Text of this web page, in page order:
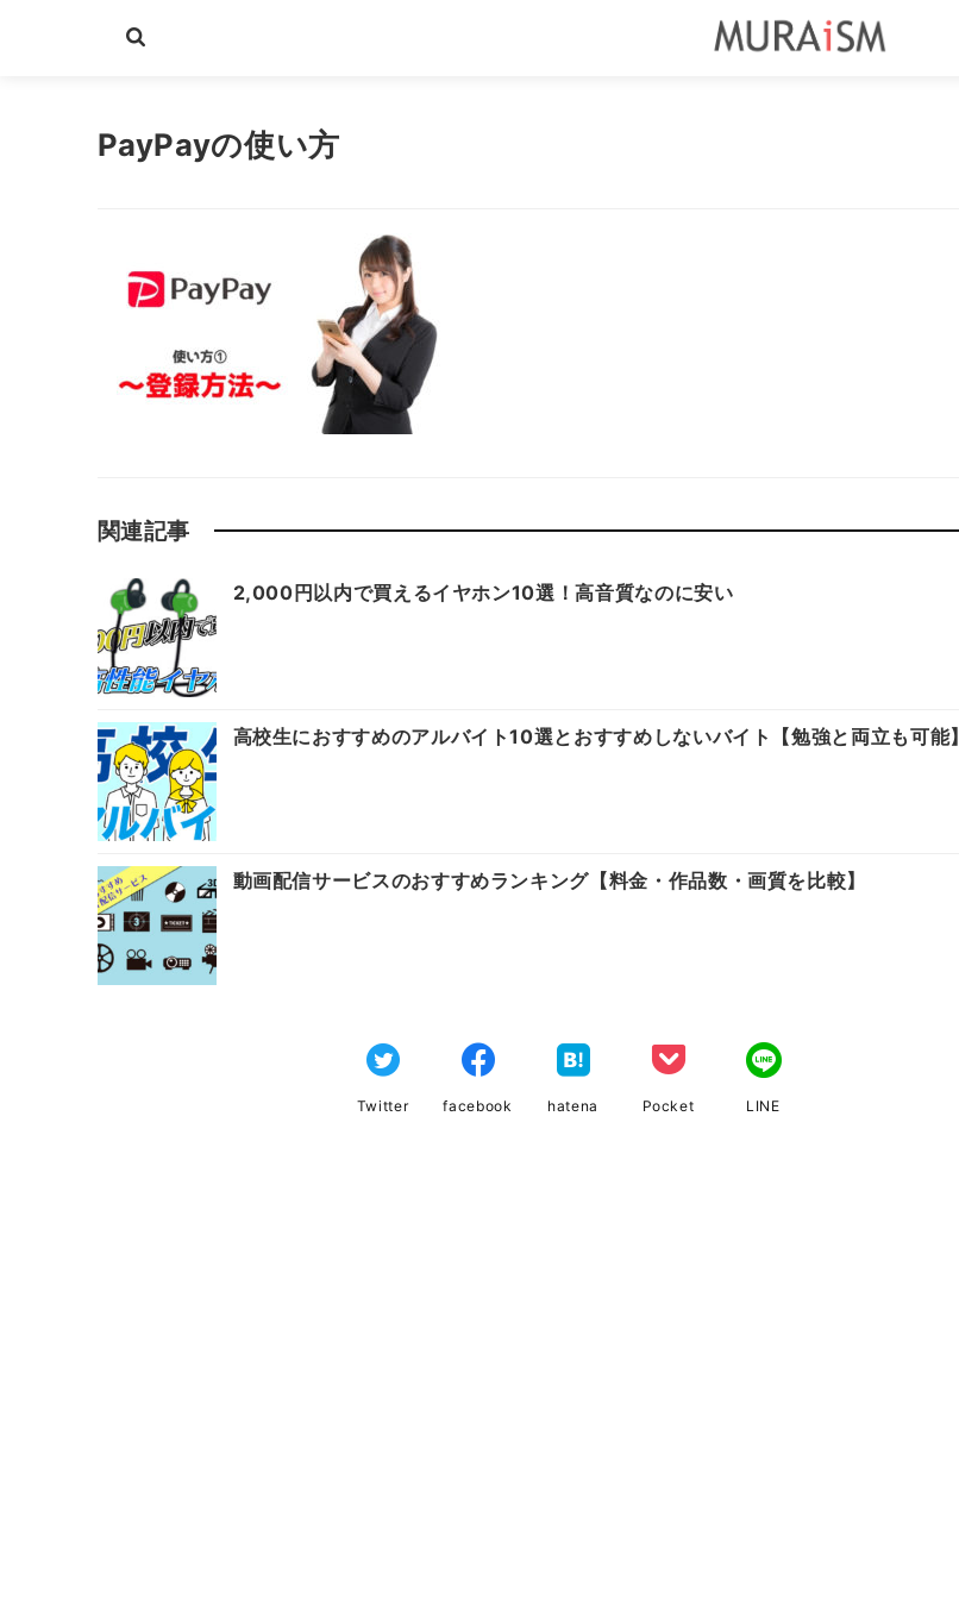
PayPayの使い方
関連記事
2,000円以内で買えるイヤホン10選！高音質なのに安い
高校生におすすめのアルバイト10選とおすすめしないバイト【勉強と両立も可能】
動画配信サービスのおすすめランキング【料金・作品数・画質を比較】
Twitter facebook hatena Pocket LINE